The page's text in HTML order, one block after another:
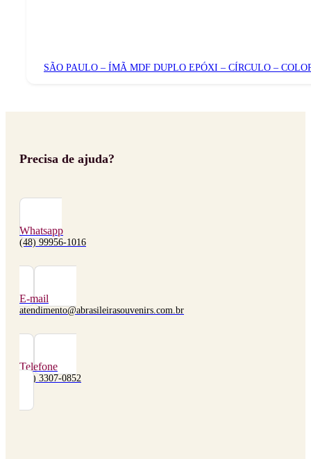
SÃO PAULO – ÍMÃ MDF DUPLO EPÓXI – CÍRCULO –
Precisa de ajuda?
Whatsapp
(48) 99956-1016
E-mail
atendimento@abrasileirasouvenirs.com.br
Telefone
(48) 3307-0852